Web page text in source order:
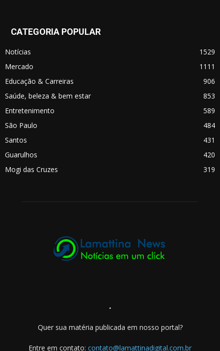
CATEGORIA POPULAR
Notícias
1529
Mercado
1111
Educação & Carreiras
906
Saúde, beleza & bem estar
853
Entretenimento
589
São Paulo
484
Santos
431
Guarulhos
420
Mogi das Cruzes
319
.
Quer sua matéria publicada em nosso portal?
Entre em contato: contato@lamattinadigital.com.br